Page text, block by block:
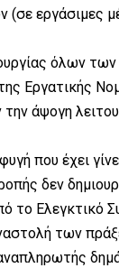
εργάσιμες
όλων
Εργατικής
άψογη
που έχει
δεν
το Ελεγκτικό
των